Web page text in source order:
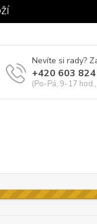
Nevíte si rady?
+420 603
(Po-Pá, 9-17